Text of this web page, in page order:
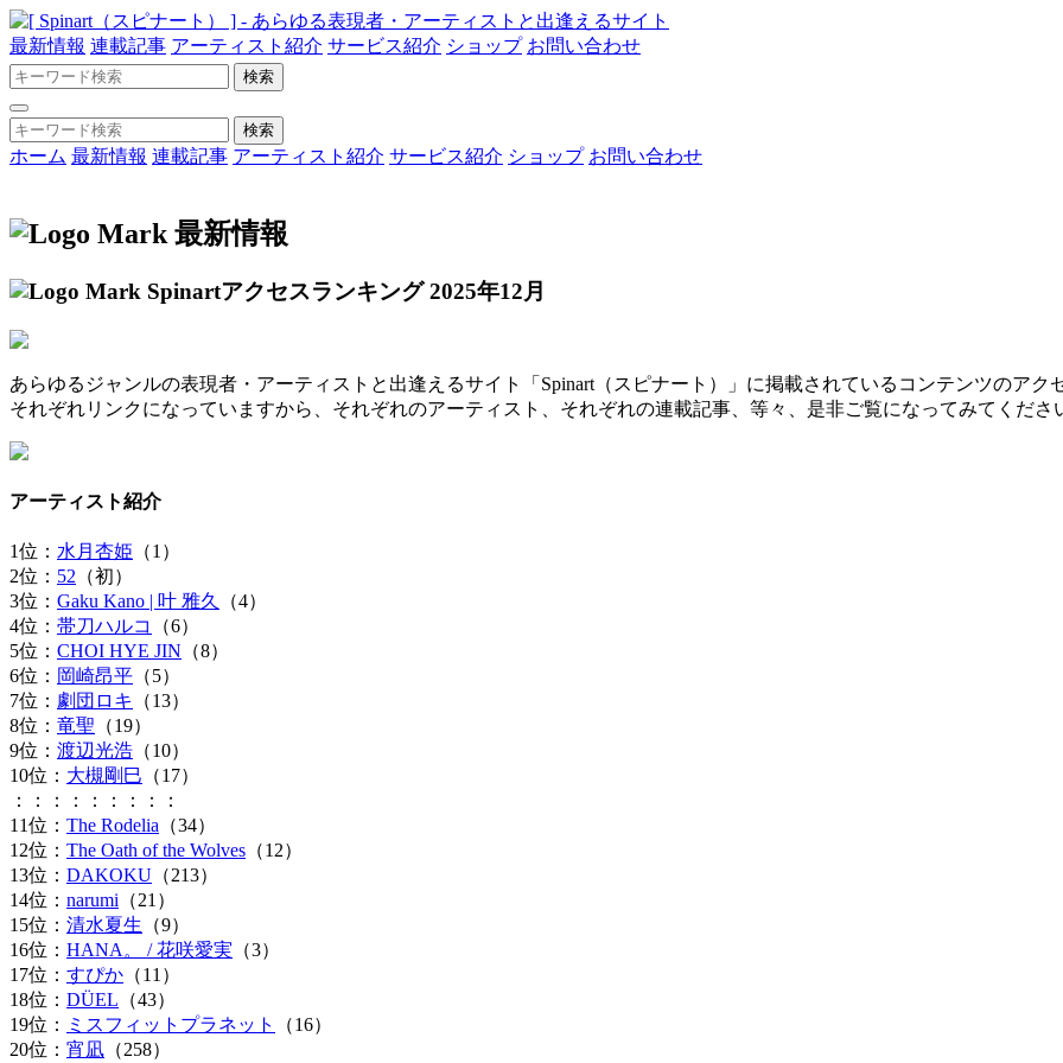
最新情報 連載記事 アーティスト紹介 サービス紹介 ショップ お問い合わせ
ホーム 最新情報 連載記事 アーティスト紹介 サービス紹介 ショップ お問い合わせ
最新情報
Spinartアクセスランキング 2025年12月
あらゆるジャンルの表現者・アーティストと出逢えるサイト「Spinart（スピナート）」に掲載されているコンテンツのアク
それぞれリンクになっていますから、それぞれのアーティスト、それぞれの連載記事、等々、是非ご覧になってみてくださ
アーティスト紹介
1位： 水月杏姫 （1）
2位： 52 （初）
3位： Gaku Kano | 叶 雅久
（4）
4位： 帯刀ハルコ
（6）
5位： CHOI HYE JIN （8）
6位： 岡崎昂平 （5）
7位： 劇団ロキ
（13）
8位： 竜聖 （19）
9位： 渡辺光浩 （10）
10位： 大槻剛巳 （17）
：：：：：：：：：
11位： The Rodelia （34）
12位： The Oath of the Wolves （12）
13位： DAKOKU （213）
14位： narumi （21）
15位： 清水夏生 （9）
16位： HANA。 / 花咲愛実 （3）
17位： すぴか （11）
18位： DÜEL （43）
19位：
ミスフィットプラネット
（16）
20位： 宵凪 （258）